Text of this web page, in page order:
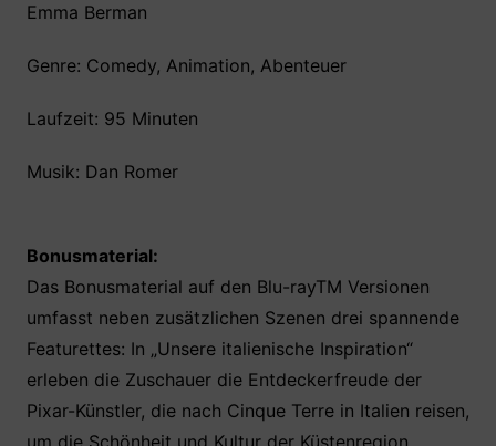
Emma Berman
Genre: Comedy, Animation, Abenteuer
Laufzeit: 95 Minuten
Musik: Dan Romer
Bonusmaterial:
Das Bonusmaterial auf den Blu-rayTM Versionen
umfasst neben zusätzlichen Szenen drei spannende
Featurettes: In „Unsere italienische Inspiration“
erleben die Zuschauer die Entdeckerfreude der
Pixar-Künstler, die nach Cinque Terre in Italien reisen,